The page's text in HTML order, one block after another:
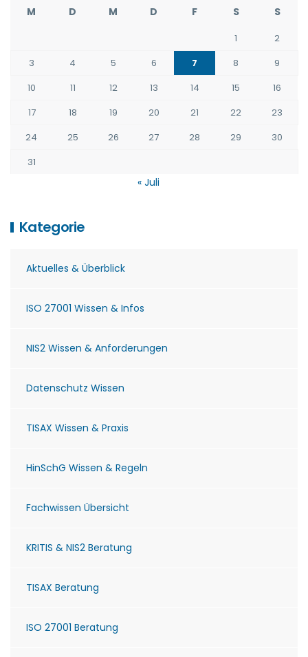
M D M D F S S
1
2
3
4 5 6 7 8
9
10
11 12 13 14 15
16
17
18 19 20 21 22
23
24
25 26 27 28 29
30
31
« Juli
Kategorie
Aktuelles & Überblick
ISO 27001 Wissen & Infos
NIS2 Wissen & Anforderungen
Datenschutz Wissen
TISAX Wissen & Praxis
HinSchG Wissen & Regeln
Fachwissen Übersicht
KRITIS & NIS2 Beratung
TISAX Beratung
ISO 27001 Beratung